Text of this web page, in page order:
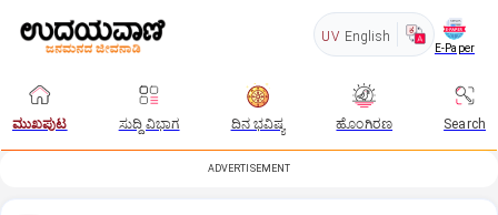
UV English
E-Paper
ಮುಖಪುಟ ಸುದ್ದಿ ವಿಭಾಗ ದಿನ ಭವಿಷ್ಯ ಹೊಂಗಿರಣ Search
ADVERTISEMENT